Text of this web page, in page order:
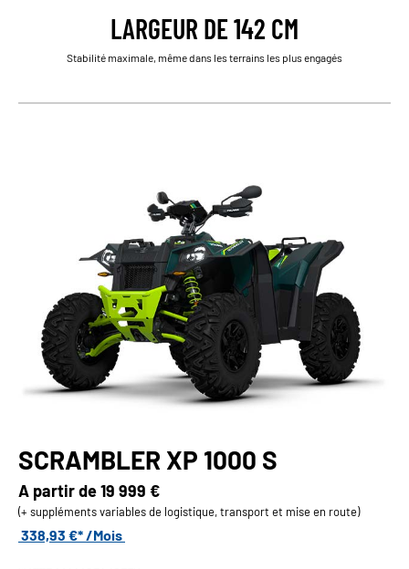
LARGEUR DE 142 CM
Stabilité maximale, même dans les terrains les plus engagés
SCRAMBLER XP 1000 S
A partir de19 999 €
(+ suppléments variables de logistique, transport et mise en route)
338,93 €* /Mois